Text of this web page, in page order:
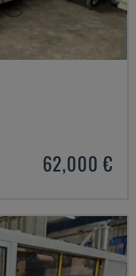
62,000 €